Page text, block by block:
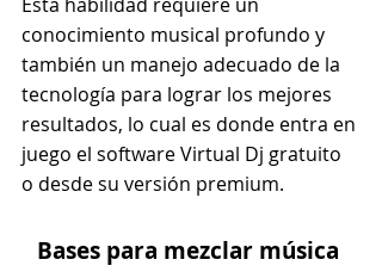
conocimiento musical profundo y
también un manejo adecuado de la
tecnología para lograr los mejores
resultados, lo cual es donde entra en
juego el software Virtual Dj gratuito
o desde su versión premium.
Bases para mezclar música